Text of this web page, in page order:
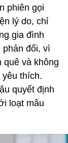
phiên gọi
lý do, chỉ
gia đình
phản đối, vì
và không
thích.
quyết định
loạt mâu